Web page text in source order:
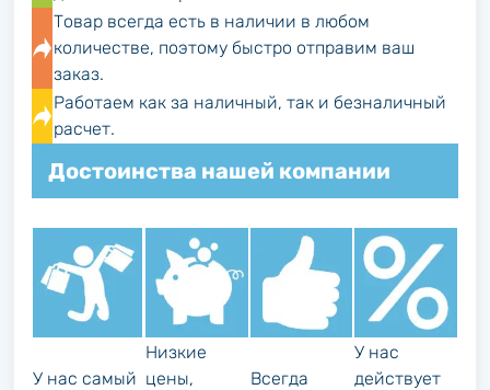
Товар всегда есть в наличии в любом
количестве, поэтому быстро отправим ваш
заказ.
Работаем как за наличный, так и безналичный
расчет.
Достоинства нашей компании
У нас самый
Низкие
цены,
Всегда
У нас
действует